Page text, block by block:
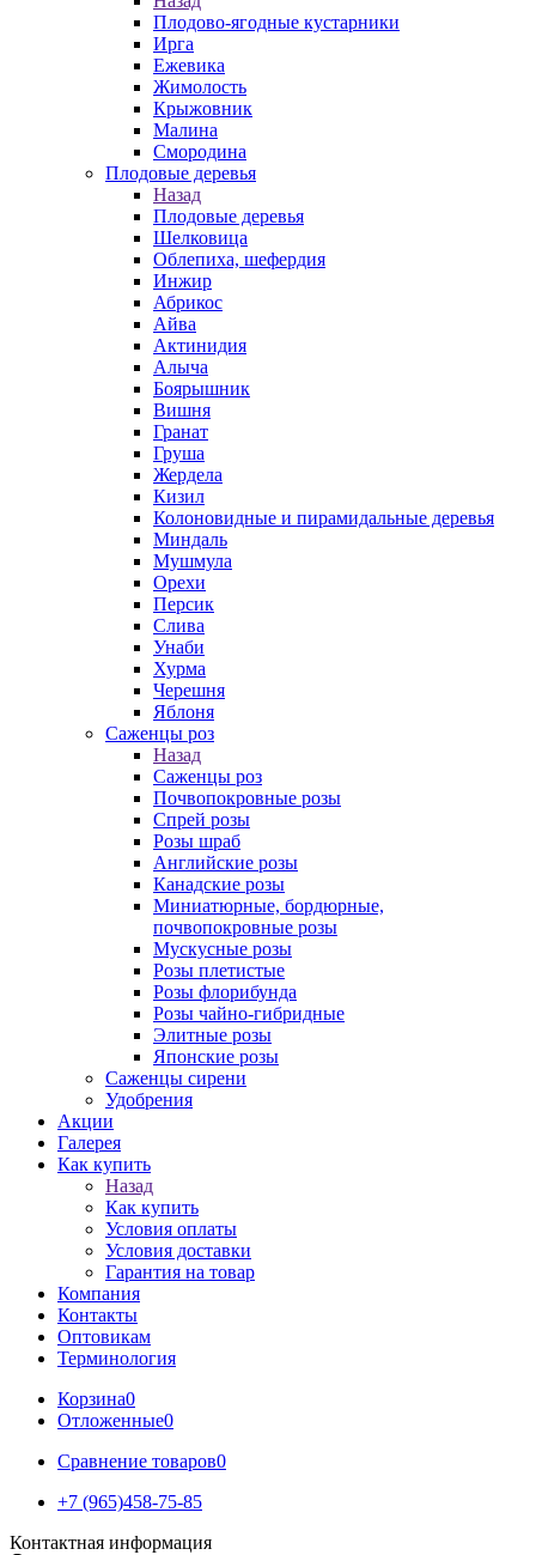
Плодово-ягодные кустарники
Ирга
Ежевика
Жимолость
Крыжовник
Малина
Смородина
Плодовые деревья
Назад
Плодовые деревья
Шелковица
Облепиха, шефердия
Инжир
Абрикос
Айва
Актинидия
Алыча
Боярышник
Вишня
Гранат
Груша
Жердела
Кизил
Колоновидные и пирамидальные деревья
Миндаль
Мушмула
Орехи
Персик
Слива
Унаби
Хурма
Черешня
Яблоня
Саженцы роз
Назад
Саженцы роз
Почвопокровные розы
Спрей розы
Розы шраб
Английские розы
Канадские розы
Миниатюрные, бордюрные,
почвопокровные розы
Мускусные розы
Розы плетистые
Розы флорибунда
Розы чайно-гибридные
Элитные розы
Японские розы
Саженцы сирени
Удобрения
Акции
Галерея
Как купить
Назад
Как купить
Условия оплаты
Условия доставки
Гарантия на товар
Компания
Контакты
Оптовикам
Терминология
Корзина0
Отложенные0
Сравнение товаров0
+7 (965)458-75-85
Контактная информация